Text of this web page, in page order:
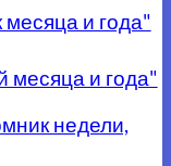
и года"
месяца и года"
недели,